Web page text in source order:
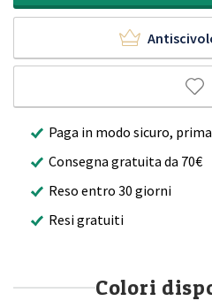
Paga in modo sicuro,
Consegna gratuita da 70€
Reso entro 30 giorni
Resi gratuiti
Colori